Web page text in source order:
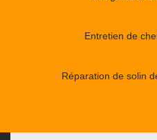
Entretien de
Réparation de solin